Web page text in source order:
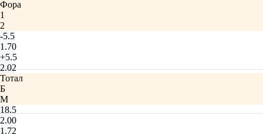
Фора
1
2
-5.5
1.70
+5.5
2.02
Тотал
Б
М
18.5
2.00
1.72